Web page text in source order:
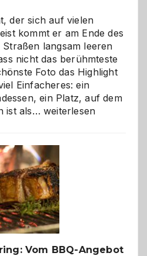
der sich auf vielen
kommt er am Ende des
langsam leeren
nicht das berühmteste
Foto das Highlight
Einfacheres: ein
ein Platz, auf dem
ist als… Als
–
die
Gelegenheit,
neue
Reiseziele
zu
entdecken
weiterlesen
Vom BBQ-Angebot